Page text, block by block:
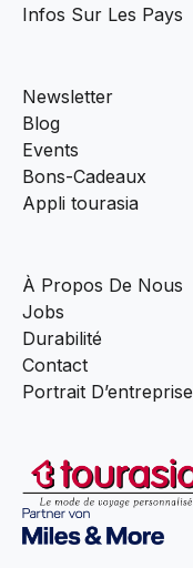
Infos Sur Les Pays
Newsletter
Blog
Events
Bons-Cadeaux
Appli tourasia
À Propos De Nous
Jobs
Durabilité
Contact
Portrait D’entreprise